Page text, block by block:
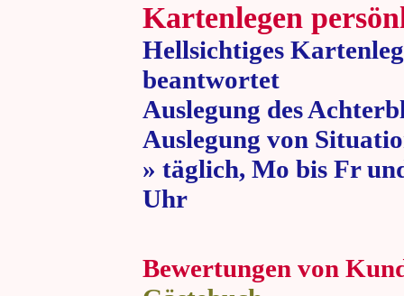
Kartenlegen
Hellsichtiges
beantwortet
Auslegung des
Auslegung von
» täglich, Mo bis Fr
Uhr » 80
Bewertungen von